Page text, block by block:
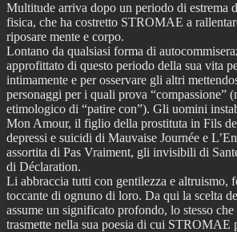
Multitude arriva dopo un periodo di estrema
fisica, che ha costretto STROMAE a
riposare mente e corpo.
Lontano da qualsiasi forma di
approfittato di questo periodo della sua vita
intimamente e per osservare gli altri
personaggi per i quali prova “compassione”
etimologico di “patire con”). Gli uomini
Mon Amour, il figlio della prostituta in Fils
depressi e suicidi di Mauvaise Journée e
assortita di Pas Vraiment, gli invisibili di
di Déclaration.
Li abbraccia tutti con gentilezza e altruismo,
toccante di ognuno di loro. Da qui la scelta
assume un significato profondo, lo stesso
trasmette nella sua poesia di cui STROMAE